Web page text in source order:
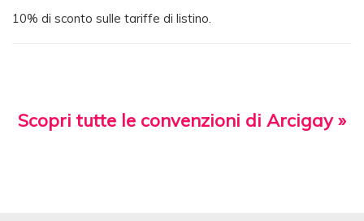
10% di sconto sulle tariffe di listino.
Scopri tutte le convenzioni di Arcigay »